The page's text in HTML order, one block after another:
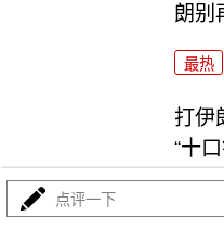
朗别
最热
打伊
“十
点评一下